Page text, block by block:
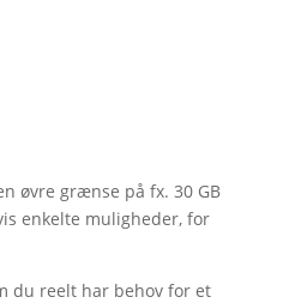
øvre grænse på fx. 30 GB
enkelte muligheder, for
du reelt har behov for et